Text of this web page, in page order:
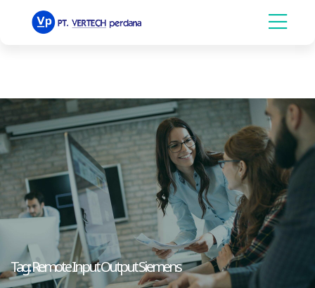
Tag:Remote Input Output Siemens